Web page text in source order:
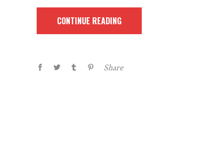
CONTINUE READING
Share